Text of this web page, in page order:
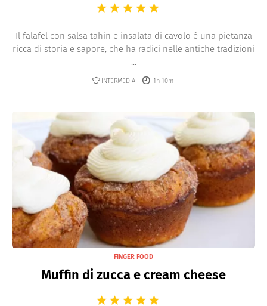
Il falafel con salsa tahin e insalata di cavolo è una pietanza
ricca di storia e sapore, che ha radici nelle antiche tradizioni
...
INTERMEDIA 1h 10m
FINGER FOOD
Muffin di zucca e cream cheese